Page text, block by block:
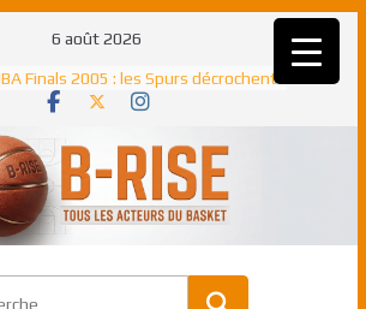
6 août 2026
défenseur d’une saison NBA
NBA Finals 2005 : les Spurs décrochent
aux Pistons
Finals 2021 : les Bucks et Giannis
triomphent, le Greek
élu MVP
Gilgeous-Alexander : son premier
à plus de 40 points en NBA, le
canadien transcendant face aux Spurs